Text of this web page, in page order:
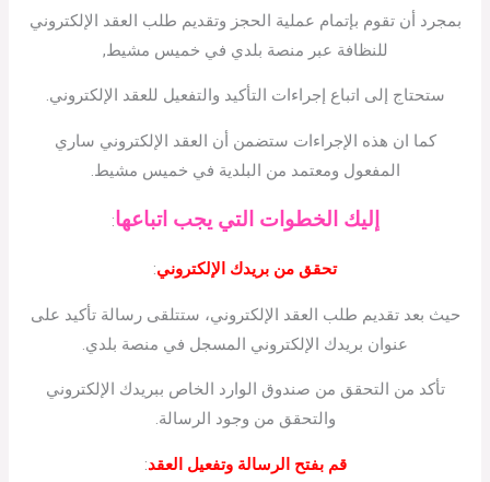
بمجرد أن تقوم بإتمام عملية الحجز وتقديم طلب العقد الإلكتروني
للنظافة عبر منصة بلدي في خميس مشيط,
ستحتاج إلى اتباع إجراءات التأكيد والتفعيل للعقد الإلكتروني.
كما ان هذه الإجراءات ستضمن أن العقد الإلكتروني ساري
المفعول ومعتمد من البلدية في خميس مشيط.
إليك الخطوات التي يجب اتباعها:
تحقق من بريدك الإلكتروني:
حيث بعد تقديم طلب العقد الإلكتروني، ستتلقى رسالة تأكيد على
عنوان بريدك الإلكتروني المسجل في منصة بلدي.
تأكد من التحقق من صندوق الوارد الخاص ببريدك الإلكتروني
والتحقق من وجود الرسالة.
قم بفتح الرسالة وتفعيل العقد: